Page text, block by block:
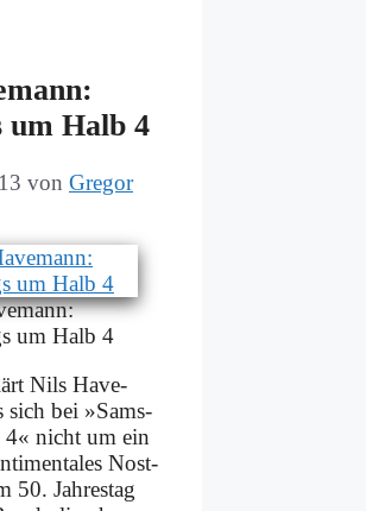
um Halb 4
von Gregor
um Halb 4
Nils Ha­ve­
sich bei »Sams­
4« nicht um ein
Nost­
50. Jah­res­tag